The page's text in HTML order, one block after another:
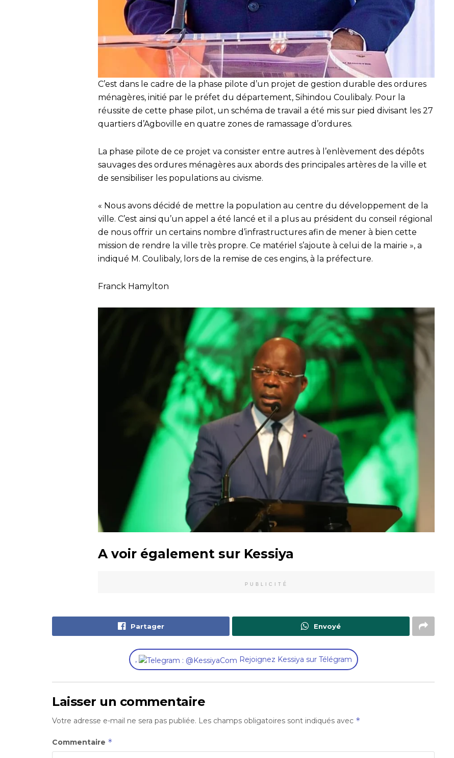
C’est dans le cadre de la phase pilote d’un projet de gestion durable des ordures
ménagères, initié par le préfet du département, Sihindou Coulibaly. Pour la
réussite de cette phase pilot, un schéma de travail a été mis sur pied divisant les 27
quartiers d’Agboville en quatre zones de ramassage d’ordures.
La phase pilote de ce projet va consister entre autres à l’enlèvement des dépôts
sauvages des ordures ménagères aux abords des principales artères de la ville et
de sensibiliser les populations au civisme.
« Nous avons décidé de mettre la population au centre du développement de la
ville. C’est ainsi qu’un appel a été lancé et il a plus au président du conseil régional
de nous offrir un certains nombre d’infrastructures afin de mener à bien cette
mission de rendre la ville très propre. Ce matériel s’ajoute à celui de la mairie », a
indiqué M. Coulibaly, lors de la remise de ces engins, à la préfecture.
Franck Hamylton
A voir également sur Kessiya
PUBLICITÉ
Partager Envoyé
, Rejoignez Kessiya sur Télégram
Laisser un commentaire
Votre adresse e-mail ne sera pas publiée. Les champs obligatoires sont indiqués avec *
Commentaire *